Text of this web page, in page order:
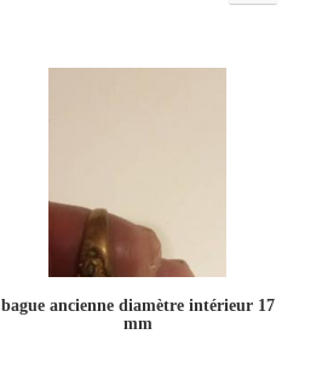
bague ancienne diamètre intérieur 17
mm